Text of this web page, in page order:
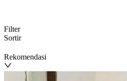
Filter
Sortir
Rekomendasi